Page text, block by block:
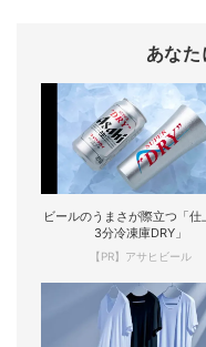
あな
ビールのうまさが際立つ「仕
3分冷凍庫DRY」
【PR】アサヒビール